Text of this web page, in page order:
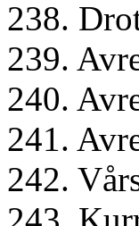
238.
239.
240.
241.
242.